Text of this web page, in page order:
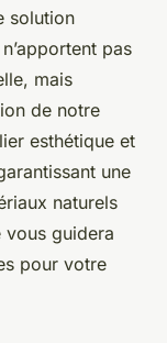
solution
pas
mais
de notre
esthétique et
une
naturels
vous guidera
pour votre